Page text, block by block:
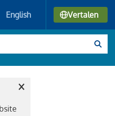
English Vertalen
×